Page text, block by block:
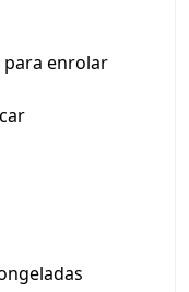
para enrolar